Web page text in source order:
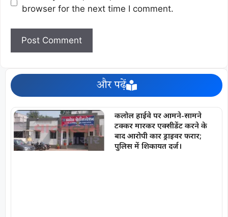
browser for the next time I comment.
और पढ़ें
कलोल हाईवे पर आमने-सामने
टक्कर मारकर एक्सीडेंट करने के
बाद आरोपी कार ड्राइवर फरार;
पुलिस में शिकायत दर्ज।